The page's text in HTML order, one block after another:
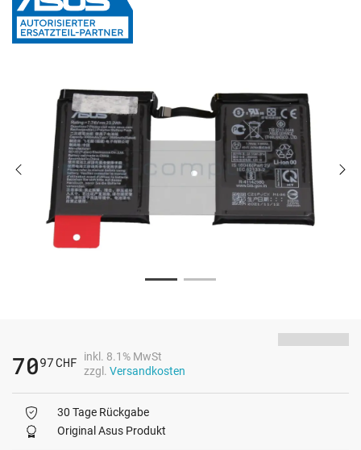
7097CHF
inkl. 8.1% MwSt
zzgl. Versandkosten
30 Tage Rückgabe
Original Asus Produkt